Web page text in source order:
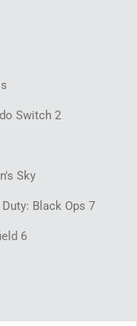
Switch 2
Sky
Black Ops 7
6